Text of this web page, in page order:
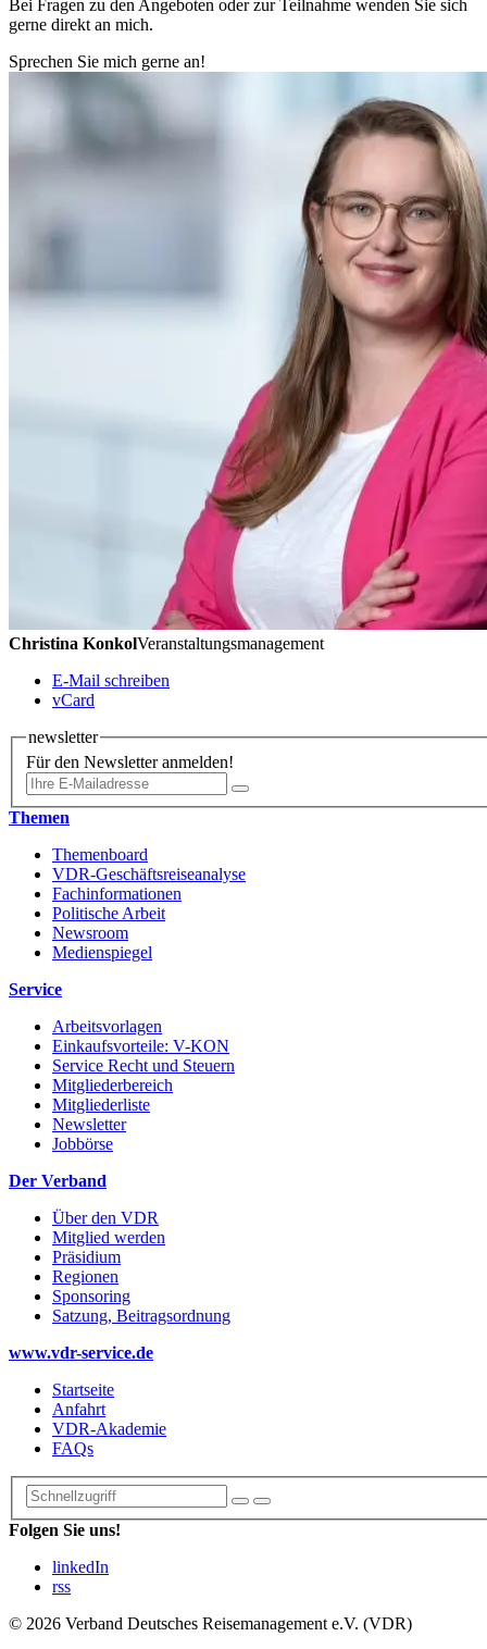
Bei Fragen zu den Angeboten oder zur Teilnahme wenden Sie sich
gerne direkt an mich.
Sprechen Sie mich gerne an!
Christina KonkolVeranstaltungsmanagement
E-Mail schreiben
vCard
newsletter
Für den Newsletter anmelden!
Themen
Themenboard
VDR-Geschäftsreiseanalyse
Fachinformationen
Politische Arbeit
Newsroom
Medienspiegel
Service
Arbeitsvorlagen
Einkaufsvorteile: V-KON
Service Recht und Steuern
Mitgliederbereich
Mitgliederliste
Newsletter
Jobbörse
Der Verband
Über den VDR
Mitglied werden
Präsidium
Regionen
Sponsoring
Satzung, Beitragsordnung
www.vdr-service.de
Startseite
Anfahrt
VDR-Akademie
FAQs
Folgen Sie uns!
linkedIn
rss
© 2026 Verband Deutsches Reisemanagement e.V. (VDR)